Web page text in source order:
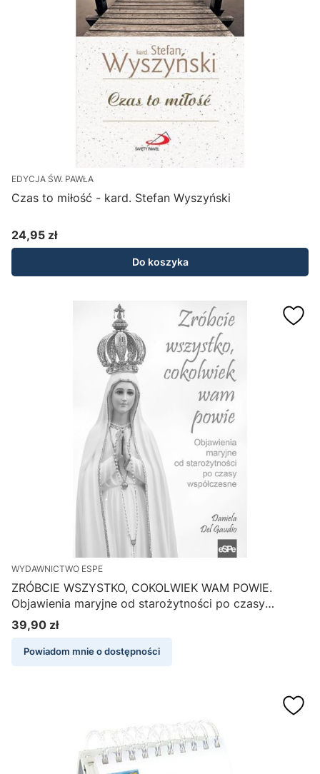
EDYCJA ŚW. PAWŁA
Czas to miłość - kard. Stefan Wyszyński
Cena
24,95 zł
Do koszyka
WYDAWNICTWO ESPE
ZRÓBCIE WSZYSTKO, COKOLWIEK WAM POWIE.
Objawienia maryjne od starożytności po czasy
współczesne - Daniela del Gaudio
Cena
39,90 zł
Powiadom mnie o dostępności